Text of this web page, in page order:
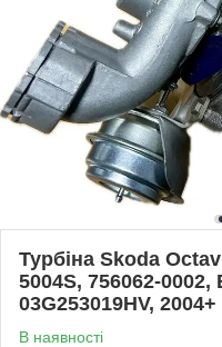
Турбіна Skoda
5004S, 756062-0002,
03G253019HV, 2004+
В наявності